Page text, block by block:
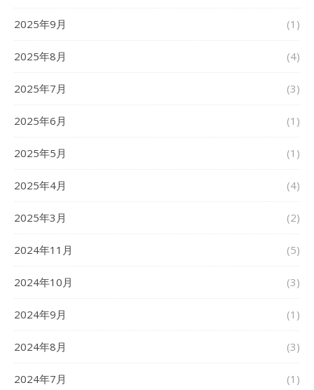
2025年9月 (1)
2025年8月 (4)
2025年7月 (3)
2025年6月 (1)
2025年5月 (1)
2025年4月 (4)
2025年3月 (2)
2024年11月 (5)
2024年10月 (3)
2024年9月 (1)
2024年8月 (3)
2024年7月 (1)